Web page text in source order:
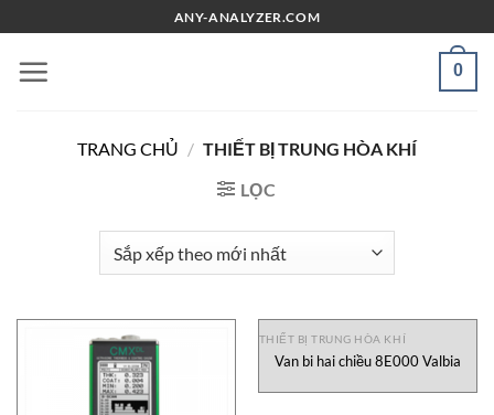
đến
nội
ANY-ANALYZER.COM
0
TRANG CHỦ / THIẾT BỊ TRUNG HÒA KHÍ
LỌC
THIẾT BỊ TRUNG HÒA KHÍ
Van bi hai chiều 8E000 Valbia